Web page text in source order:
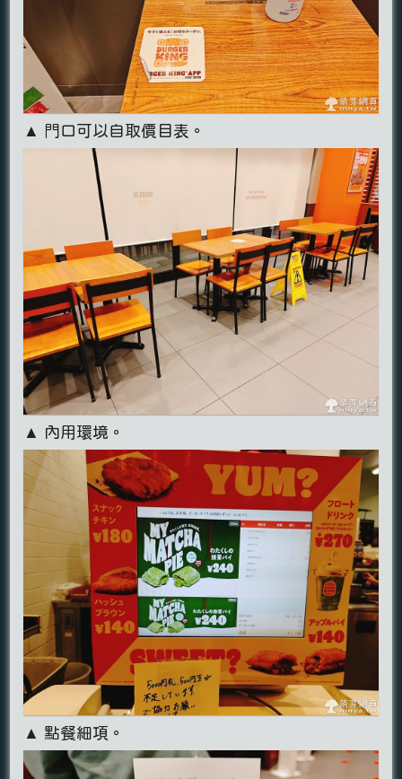
▲ 門口可以自取價目表。
▲ 內用環境。
▲ 點餐細項。